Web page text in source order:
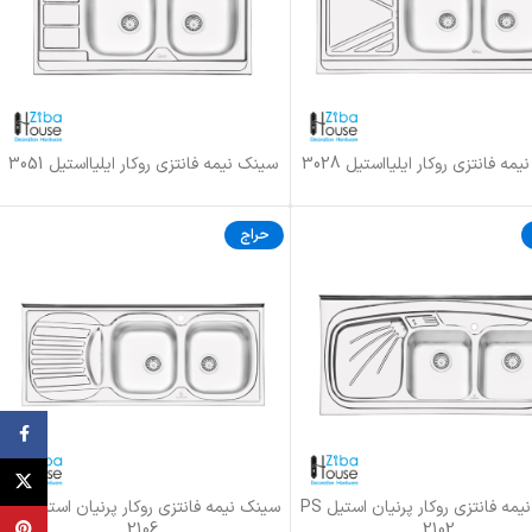
بیشتر
فانتزی روکار ایلیااستیل 3028 اطلاعات بیشتر
سینک نیمه فانتزی روکار ایلیااستیل 3051
ها
سینک نیمه فانتزی روکار پرنیان استیل PS
حراج
انتخاب گزینه ها
سینک نیمه فانتزی روکار پرنیان استیل PS